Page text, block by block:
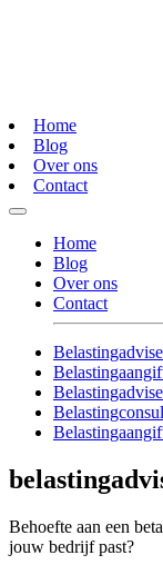
Home
Blog
Over ons
Contact
Home
Blog
Over ons
Contact
Behoefte aan een
jouw bedrijf past?